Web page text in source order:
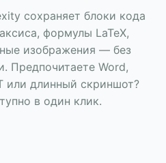
сохраняет блоки кода
формулы LaTeX,
изображения — без
Предпочитаете Word,
или длинный скриншот?
в один клик.